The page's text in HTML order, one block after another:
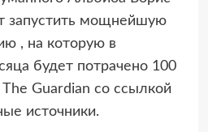
запустить мощнейшую
, на которую в
будет потрачено 100
Guardian со ссылкой
источники.